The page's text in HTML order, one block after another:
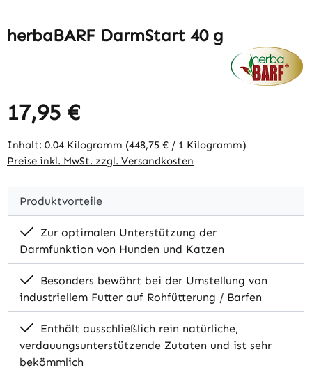
herbaBARF DarmStart 40 g
Regulärer Preis:
17,95 €
Inhalt: 0.04 Kilogramm (448,75 € / 1 Kilogramm)
Preise inkl. MwSt. zzgl. Versandkosten
Produktvorteile
Zur optimalen Unterstützung der
Darmfunktion von Hunden und Katzen
Besonders bewährt bei der Umstellung von
industriellem Futter auf Rohfütterung / Barfen
Enthält ausschließlich rein natürliche,
verdauungsunterstützende Zutaten und ist sehr
bekömmlich